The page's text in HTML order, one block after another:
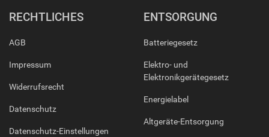
RECHTLICHES
AGB
Impressum
Widerrufsrecht
Datenschutz
Datenschutz-Einstellungen
ENTSORGUNG
Batteriegesetz
Elektro- und
Elektronikgerätegesetz
Energielabel
Altgeräte-Entsorgung